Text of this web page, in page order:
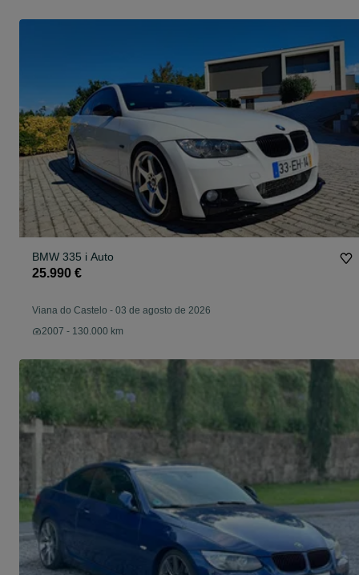
BMW 335 i Auto
25.990 €
Viana do Castelo - 03 de agosto de 2026
2007 - 130.000 km